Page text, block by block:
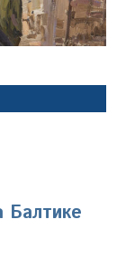
Балтике